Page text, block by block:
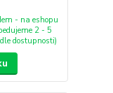
- na eshopu
2 - 5
dostupnosti)